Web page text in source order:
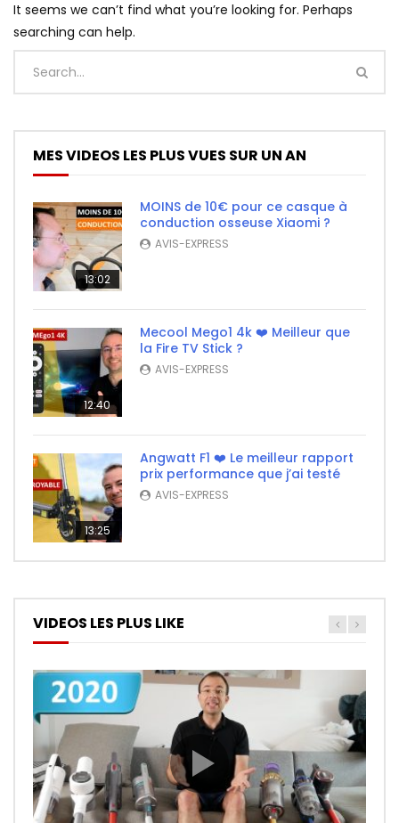
It seems we can’t find what you’re looking for. Perhaps
searching can help.
MES VIDEOS LES PLUS VUES SUR UN AN
13:02
MOINS de 10€ pour ce casque à
conduction osseuse Xiaomi ?
AVIS-EXPRESS
12:40
Mecool Mego1 4k ❤️ Meilleur que
la Fire TV Stick ?
AVIS-EXPRESS
13:25
Angwatt F1 ❤️ Le meilleur rapport
prix performance que j’ai testé
AVIS-EXPRESS
VIDEOS LES PLUS LIKE